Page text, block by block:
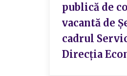
publică de
vacantă de
cadrul
Direcţia